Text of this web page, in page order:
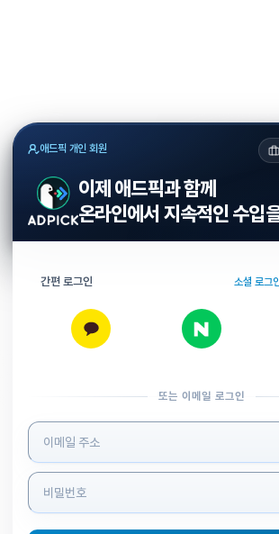
애드픽 개인 회원
이제 애드픽과 함께
온라인에서 지속적인 수입
간편 로그인 소셜 로그
또는 이메일 로그인
로그인 정보 입력